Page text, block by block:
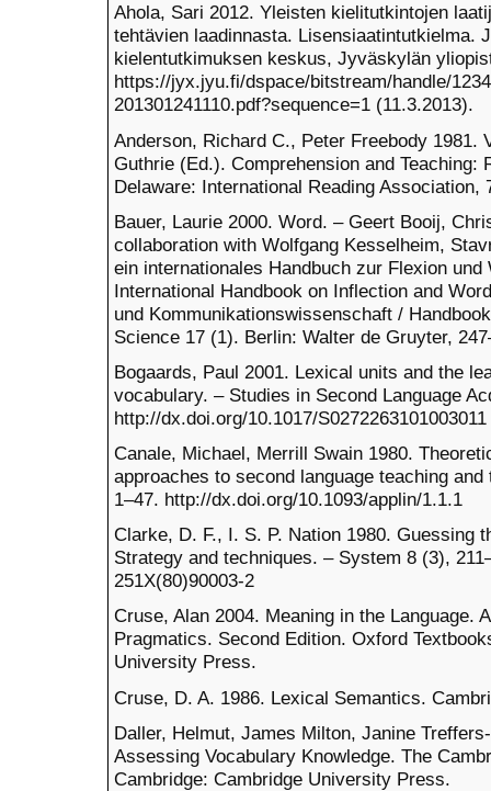
Ahola, Sari 2012. Yleisten kielitutkintojen
tehtävien laadinnasta. Lisensiaatintutkielma.
kielentutkimuksen keskus, Jyväskylän
https://jyx.jyu.fi/dspace/bitstream/handle/
201301241110.pdf?sequence=1 (11.3.2013).
Anderson, Richard C., Peter Freebody 1981.
Guthrie (Ed.). Comprehension and Teaching:
Delaware: International Reading Association,
Bauer, Laurie 2000. Word. – Geert Booij,
collaboration with Wolfgang Kesselheim,
ein internationales Handbuch zur Flexion
International Handbook on Inflection and
und Kommunikationswissenschaft /
Science 17 (1). Berlin: Walter de Gruyter,
Bogaards, Paul 2001. Lexical units and the
vocabulary. – Studies in Second Language
http://dx.doi.org/10.1017/S0272263101003011
Canale, Michael, Merrill Swain 1980.
approaches to second language teaching
1–47. http://dx.doi.org/10.1093/applin/1.1.1
Clarke, D. F., I. S. P. Nation 1980. Guessing
Strategy and techniques. – System 8 (3),
251X(80)90003-2
Cruse, Alan 2004. Meaning in the Language.
Pragmatics. Second Edition. Oxford
University Press.
Cruse, D. A. 1986. Lexical Semantics.
Daller, Helmut, James Milton, Janine
Assessing Vocabulary Knowledge. The
Cambridge: Cambridge University Press.